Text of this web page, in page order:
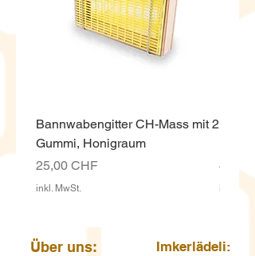
Bannwabengitter CH-Mass mit 2
Gummi, Honigraum
Preis
25,00 CHF
inkl. MwSt.
Preis
4,00
inkl.
Über uns: Imkerlädeli: